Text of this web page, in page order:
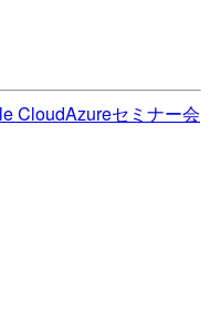
CloudAzureセミナー会